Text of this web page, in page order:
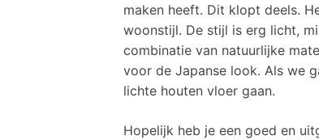
maken heeft. Dit klopt deels.
woonstijl. De stijl is erg licht,
combinatie van natuurlijke
voor de Japanse look. Als we
lichte houten vloer gaan.
Hopelijk heb je een goed en